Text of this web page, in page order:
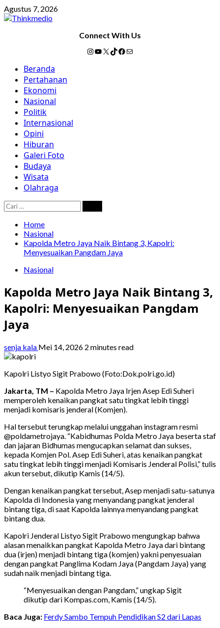
Skip
to
Agustus 7, 2026
Connect With Us
Instagram
YouTube
X TikTok
Facebook
Mail
Primary
Menu
Beranda
Pertahanan
Ekonomi
Nasional
Politik
Internasional
Opini
Hiburan
Galeri Foto
Budaya
Wisata
Olahraga
Cari
untuk:
Home
Nasional
Kapolda Metro Jaya Naik Bintang 3, Kapolri:
Menyesuaikan Pangdam Jaya
Nasional
Kapolda Metro Jaya Naik Bintang 3,
Kapolri: Menyesuaikan Pangdam
Jaya
senja kala Mei 14, 2026 2 minutes read
Kapolri Listyo Sigit Prabowo (Foto:Dok.polri.go.id)
Jakarta, TM – Kapolda Metro Jaya Irjen Asep Edi Suheri
memperoleh kenaikan pangkat satu tingkat lebih tinggi
menjadi komisaris jenderal (Komjen).
Hal tersebut terungkap melalui unggahan instagram resmi
@poldametrojaya. “Kabidhumas Polda Metro Jaya beserta staf
dan jajaran Bidhumas mengucapkan selamat dan sukses,
kepada Komjen Pol. Asep Edi Suheri, atas kenaikan pangkat
satu tingkat lebih tinggi menjadi Komisaris Jenderal Polisi,” tulis
akun tersebut, dikutip Kamis (14/5).
Dengan kenaikan pangkat tersebut, Asep menjadi satu-satunya
Kapolda di Indonesia yang menyandang pangkat jenderal
bintang tiga, di saat Kapolda lainnya menyandang pangkat
bintang dua.
Kapolri Jenderal Listyo Sigit Prabowo mengungkap bahwa
alasan menaikkan pangkat Kapolda Metro Jaya dari bintang
dua (irjen) menjadi bintang tiga (komjen) yakni penyesuaian
dengan pangkat Panglima Kodam Jaya (Pangdam Jaya) yang
sudah naik menjadi bintang tiga.
“Menyesuaikan dengan Pangdam,” ungkap Sigit
dikutip dari Kompas.com, Kamis (14/5).
Baca Juga: Ferdy Sambo Tempuh Pendidikan S2 dari Lapas